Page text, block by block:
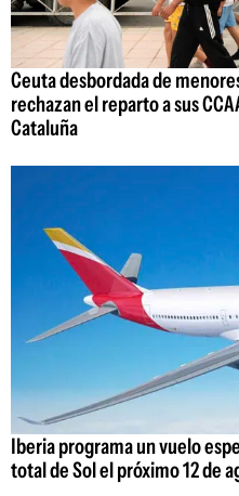
Ceuta desbordada de
rechazan el reparto a sus
Cataluña
Iberia programa un vuelo
total de Sol el próximo 12 de